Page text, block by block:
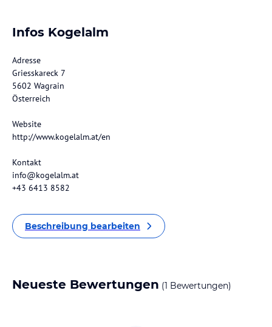
Infos Kogelalm
Adresse
Griesskareck 7
5602 Wagrain
Österreich
Website
http://www.kogelalm.at/en
Kontakt
info@kogelalm.at
+43 6413 8582
Beschreibung bearbeiten
Neueste Bewertungen (1 Bewertungen)